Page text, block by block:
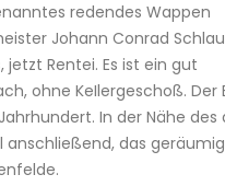
redendes Wappen
Johann Conrad
Rentei. Es ist ein gut
ohne KeIlergeschoß. Der
In der Nähe des
anschließend, das